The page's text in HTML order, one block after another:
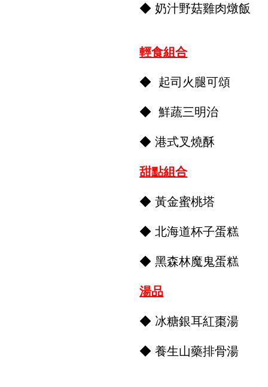
◆ 奶汁野菇雞肉燉飯
輕食組合
◆ 起司火腿可頌
◆ 鮮蔬三明治
◆ 港式叉燒酥
甜點組合
◆ 黃金蜜桃塔
◆ 北海道杯子蛋糕
◆ 黑森林魔鬼蛋糕
湯品
◆ 冰糖銀耳紅棗湯
◆ 養生山藥排骨湯